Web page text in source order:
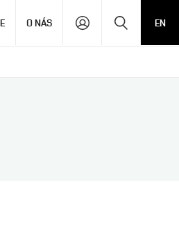
O NÁS EN